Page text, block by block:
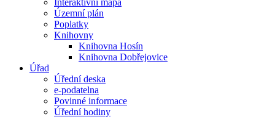
Interaktivní mapa
Územní plán
Poplatky
Knihovny
Knihovna Hosín
Knihovna Dobřejovice
Úřad
Úřední deska
e-podatelna
Povinné informace
Úřední hodiny